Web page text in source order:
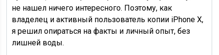
не нашел ничего интересного. Поэтому, как
владелец и активный пользователь копии iPhone X,
я решил опираться на факты и личный опыт, без
лишней воды.